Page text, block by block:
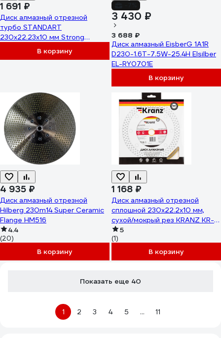
1 691 ₽
Диск алмазный отрезной
турбо STANDART
230x22.23x10 мм Strong
СТД-13200230В корзину
3 430 ₽
3 688 ₽
Диск алмазный EisberG 1A1R
D230-1.6T-7.5W-25.4H Elsilber
EL-RY0701E
В корзину
4 935 ₽
Диск алмазный отрезной
Hilberg 230m14 Super Ceramic
Flange HM516
4.4
(20)
В корзину
1 168 ₽
Диск алмазный отрезной
сплошной 230x22.2x10 мм,
сухой/мокрый рез KRANZ KR-
90-0118
5
(1)
В корзину
Показать еще 40
1 2 3 4 5 ... 11